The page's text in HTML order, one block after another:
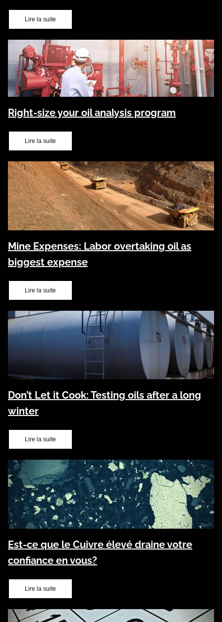
Lire la suite
Right-size your oil analysis program
Lire la suite
Mine Expenses: Labor overtaking oil as
biggest expense
Lire la suite
Don’t Let it Cook: Testing oils after a long
winter
Lire la suite
Est-ce que le Cuivre élevé draine votre
confiance en vous?
Lire la suite